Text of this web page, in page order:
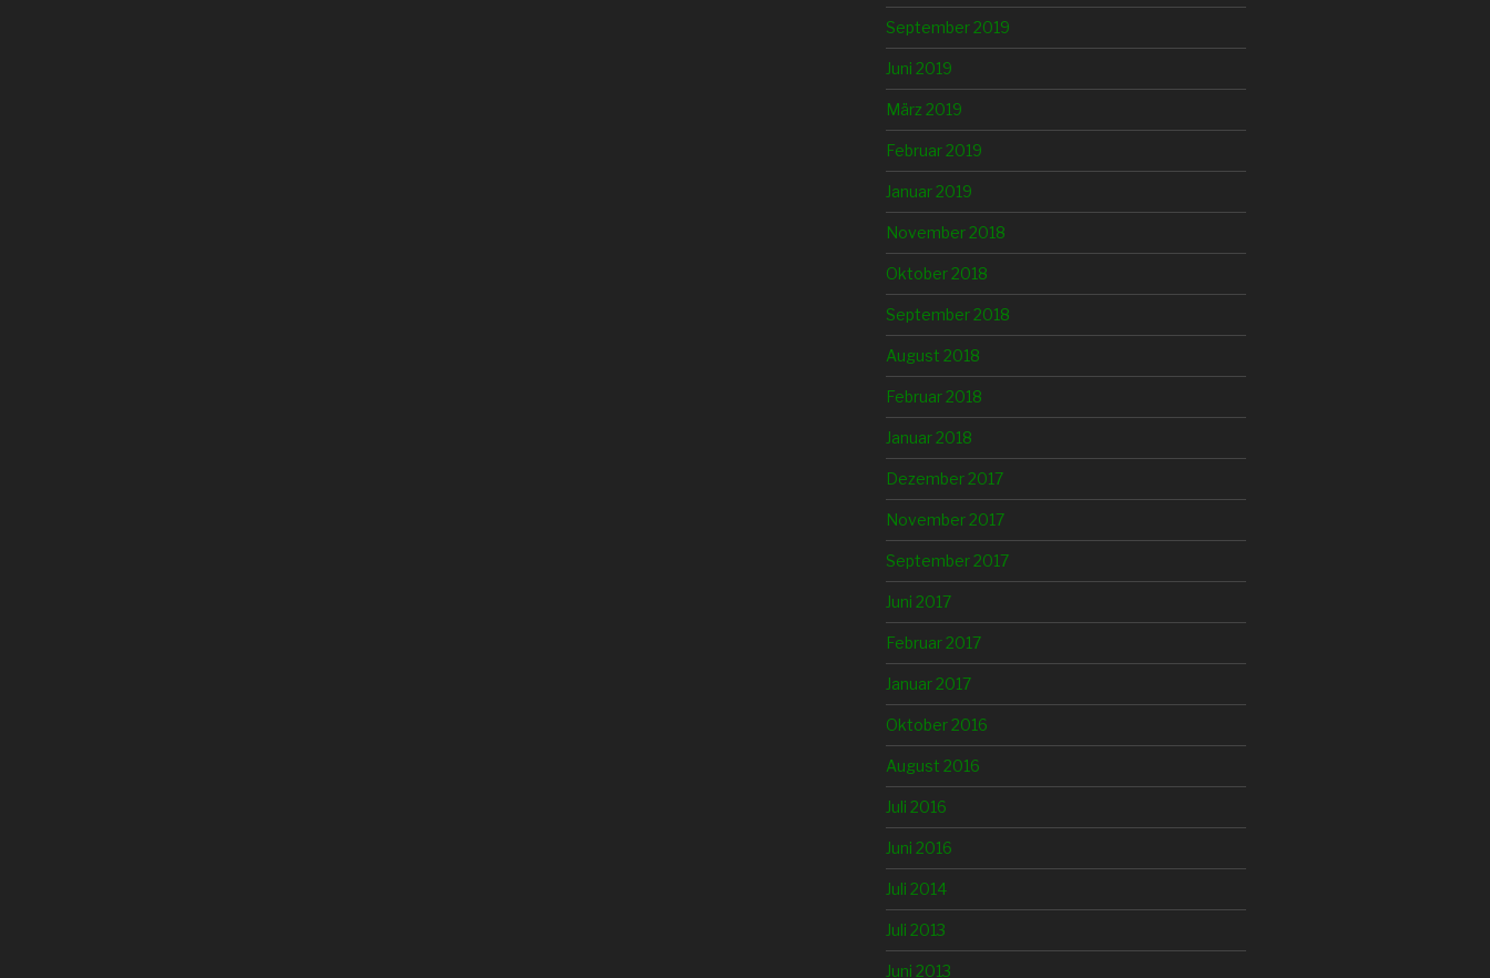
September 2019
Juni 2019
März 2019
Februar 2019
Januar 2019
November 2018
Oktober 2018
September 2018
August 2018
Februar 2018
Januar 2018
Dezember 2017
November 2017
September 2017
Juni 2017
Februar 2017
Januar 2017
Oktober 2016
August 2016
Juli 2016
Juni 2016
Juli 2014
Juli 2013
Juni 2013